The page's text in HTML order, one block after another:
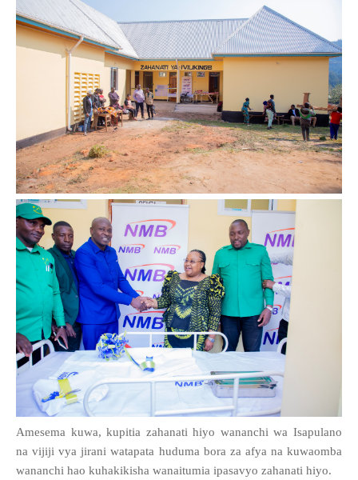
Amesema kuwa, kupitia zahanati hiyo wananchi wa Isapulano
na vijiji vya jirani watapata huduma bora za afya na kuwaomba
wananchi hao kuhakikisha wanaitumia ipasavyo zahanati hiyo.